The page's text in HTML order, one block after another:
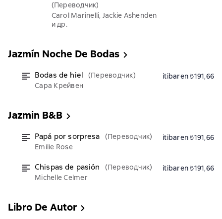
(Переводчик)
Carol Marinelli, Jackie Ashenden
и др.
Jazmín Noche De Bodas
Bodas de hiel
(Переводчик)
Сара Крейвен
itibaren ₺191,66
Jazmin B&B
Papá por sorpresa
(Переводчик)
Emilie Rose
itibaren ₺191,66
Chispas de pasión
(Переводчик)
Michelle Celmer
itibaren ₺191,66
Libro De Autor